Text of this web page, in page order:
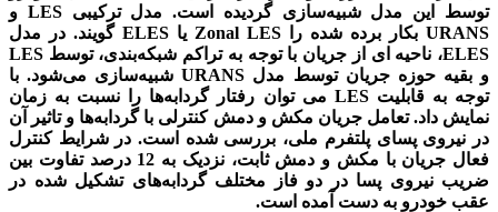
توسط این مدل شبیه‌سازی گردیده است. مدل ترکیبی LES و
URANS بکار برده شده را Zonal LES یا ELES گویند. در مدل
ELES، ناحیه­ ای از جریان با توجه به تراکم شبکه‌بندی، توسط LES
و بقیه­ حوزه جریان توسط مدل URANS شبیه‌سازی می‌شود. با
توجه به قابلیت LES می ­توان رفتار گردابه‌ها را نسبت به زمان
نمایش داد. تعامل جریان مکش و دمش کنترلی با گردابه‌ها و تاثیر آن
در نیروی پسای پلتفرم ملی، بررسی شده است. در شرایط کنترل
فعال جریان با مکش و دمش ثابت، نزدیک به 12 درصد تفاوت بین
ضریب نیروی پسا در دو فاز مختلف گردابه­‌های تشکیل شده در
عقب خودرو به دست آمده است.